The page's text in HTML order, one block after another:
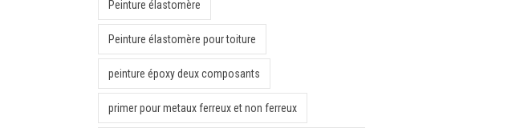
Peinture élastomère
Peinture élastomère pour toiture
peinture époxy deux composants
primer pour metaux ferreux et non ferreux